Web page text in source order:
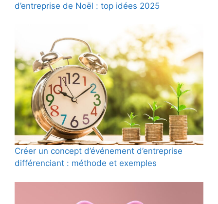
d’entreprise de Noël : top idées 2025
Créer un concept d’événement d’entreprise
différenciant : méthode et exemples